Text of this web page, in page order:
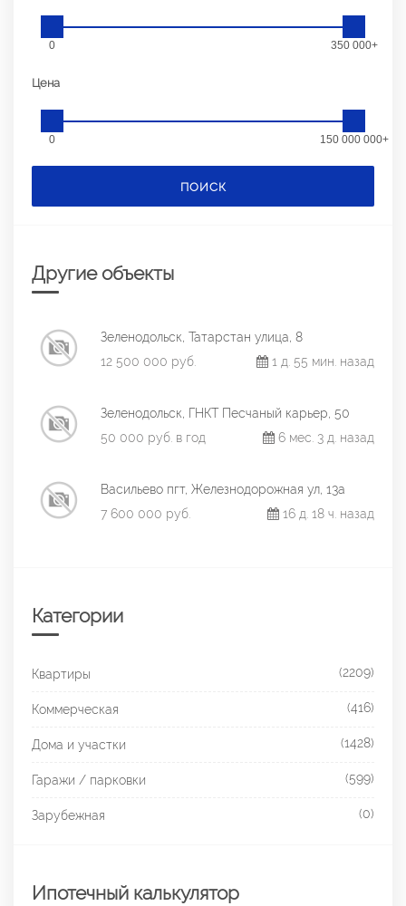
0 350 000+
Цена
0 150 000 000+
ПОИСК
Другие объекты
Зеленодольск, Татарстан улица, 8
12 500 000 руб.
1 д. 55 мин. назад
Зеленодольск, ГНКТ Песчаный карьер, 50
50 000 руб. в год
6 мес. 3 д. назад
Васильево пгт, Железнодорожная ул, 13а
7 600 000 руб.
16 д. 18 ч. назад
Категории
Квартиры (2209)
Коммерческая (416)
Дома и участки (1428)
Гаражи / парковки (599)
Зарубежная (0)
Ипотечный калькулятор